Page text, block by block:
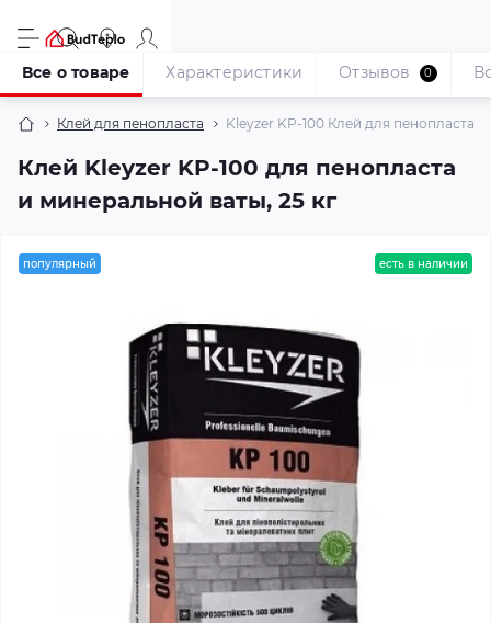
Клей для пенопласта Kleyzer KP-100 Клей для пенопласта
Клей Kleyzer KP-100 для пенопласта
и минеральной ваты, 25 кг
Все о товаре Характеристики Отзывов 0
популярный есть в наличии